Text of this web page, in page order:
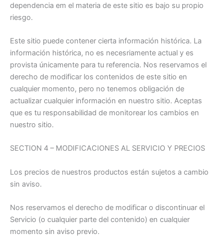
dependencia em el materia de este sitio es bajo su propio
riesgo.
Este sitio puede contener cierta información histórica. La
información histórica, no es necesriamente actual y es
provista únicamente para tu referencia. Nos reservamos el
derecho de modificar los contenidos de este sitio en
cualquier momento, pero no tenemos obligación de
actualizar cualquier información en nuestro sitio. Aceptas
que es tu responsabilidad de monitorear los cambios en
nuestro sitio.
SECTION 4 – MODIFICACIONES AL SERVICIO Y PRECIOS
Los precios de nuestros productos están sujetos a cambio
sin aviso.
Nos reservamos el derecho de modificar o discontinuar el
Servicio (o cualquier parte del contenido) en cualquier
momento sin aviso previo.